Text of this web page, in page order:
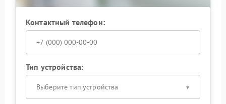
Контактный телефон:
Тип устройства:
Выберите тип устройства